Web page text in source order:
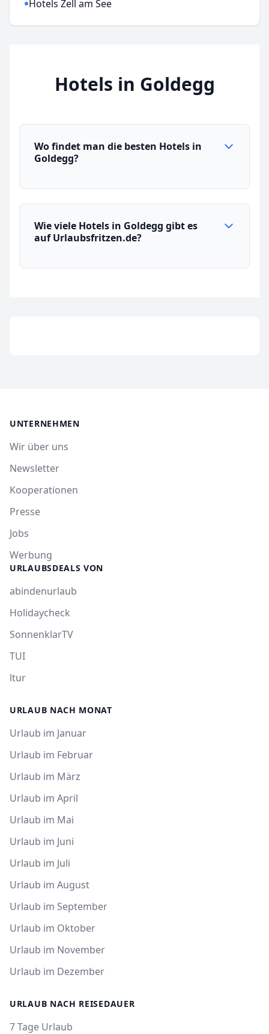
Hotels Zell am See
Hotels in Goldegg
Wo findet man die besten Hotels in
Goldegg?
Wie viele Hotels in Goldegg gibt es
auf Urlaubsfritzen.de?
UNTERNEHMEN
Wir über uns
Newsletter
Kooperationen
Presse
Jobs
Werbung
URLAUBSDEALS VON
abindenurlaub
Holidaycheck
SonnenklarTV
TUI
ltur
URLAUB NACH MONAT
Urlaub im Januar
Urlaub im Februar
Urlaub im März
Urlaub im April
Urlaub im Mai
Urlaub im Juni
Urlaub im Juli
Urlaub im August
Urlaub im September
Urlaub im Oktober
Urlaub im November
Urlaub im Dezember
URLAUB NACH REISEDAUER
7 Tage Urlaub